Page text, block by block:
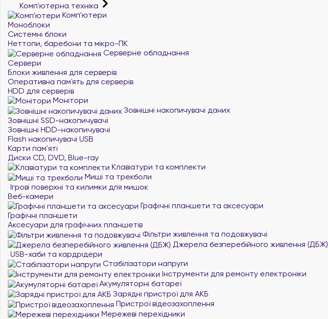
Комп'ютерна техніка
Комп'ютери
Моноблоки
Системні блоки
Неттопи, баребони та мікро-ПК
Серверне обладнання
Сервери
Блоки живлення для серверів
Оперативна пам`ять для серверів
HDD для серверів
Монітори
Зовнішні накопичувачі даних
Зовнішні SSD-накопичувачі
Зовнішні HDD-накопичувачі
Flash накопичувачі USB
Карти пам'яті
Диски CD, DVD, Blue-ray
Клавіатури та комплекти
Миші та трекболи
Ігрові поверхні та килимки для мишок
Веб-камери
Графічні планшети та аксесуари
Графічні планшети
Аксесуари для графічних планшетів
Фільтри живлення та подовжувачі
Джерела безперебійного живлення (ДБЖ)
USB-хаби та кардрідери
Стабілізатори напруги
Інструменти для ремонту електроніки
Акумуляторні батареї
Зарядні пристрої для АКБ
Пристрої відеозахоплення
Мережеві перехідники